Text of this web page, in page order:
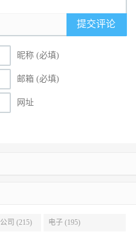
提交评论
昵称 (必填)
邮箱 (必填)
网址
司 (215) 电子 (195)